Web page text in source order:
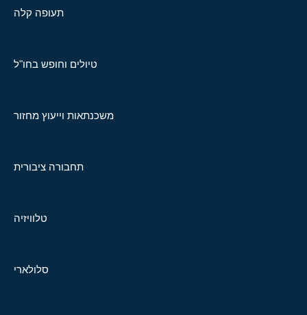
תעופה קלה
טיולים וחופש בחו"ל
משכנתאות וייעוץ מחזור
תחבורה ציבורית
טלוויזיה
סלולארי